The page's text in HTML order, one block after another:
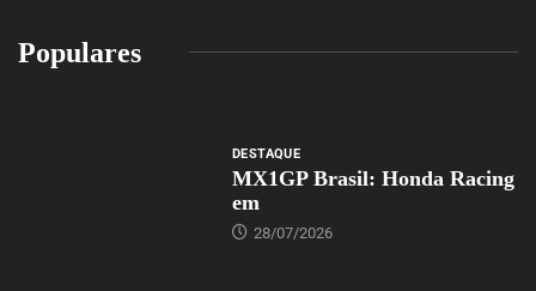
Populares
DESTAQUE
MX1GP Brasil: Honda Racing
em
28/07/2026